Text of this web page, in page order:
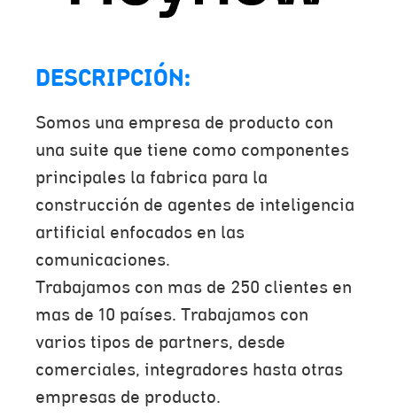
DESCRIPCIÓN:
Somos una empresa de producto con
una suite que tiene como componentes
principales la fabrica para la
construcción de agentes de inteligencia
artificial enfocados en las
comunicaciones.
Trabajamos con mas de 250 clientes en
mas de 10 países. Trabajamos con
varios tipos de partners, desde
comerciales, integradores hasta otras
empresas de producto.